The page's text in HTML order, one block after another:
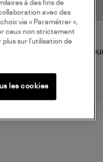
Deep Khaki
à des fins de
avec des
via « Paramétrer »,
ceux non strictement
sur l’utilisation de
les cookies